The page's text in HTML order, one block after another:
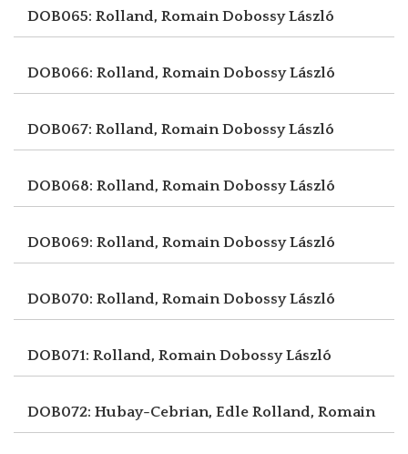
DOB065: Rolland, RomainDobossy László
DOB066: Rolland, RomainDobossy László
DOB067: Rolland, RomainDobossy László
DOB068: Rolland, RomainDobossy László
DOB069: Rolland, RomainDobossy László
DOB070: Rolland, RomainDobossy László
DOB071: Rolland, RomainDobossy László
DOB072: Hubay-Cebrian, Edle Rolland, Romain